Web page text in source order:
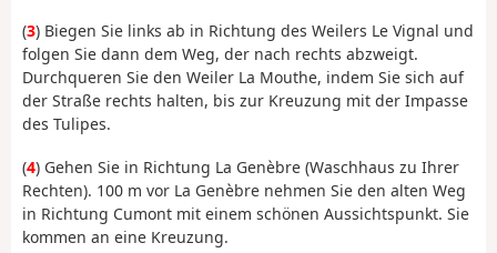
(3) Biegen Sie links ab in Richtung des Weilers Le Vignal und
folgen Sie dann dem Weg, der nach rechts abzweigt.
Durchqueren Sie den Weiler La Mouthe, indem Sie sich auf
der Straße rechts halten, bis zur Kreuzung mit der Impasse
des Tulipes.
(4) Gehen Sie in Richtung La Genèbre (Waschhaus zu Ihrer
Rechten). 100 m vor La Genèbre nehmen Sie den alten Weg
in Richtung Cumont mit einem schönen Aussichtspunkt. Sie
kommen an eine Kreuzung.